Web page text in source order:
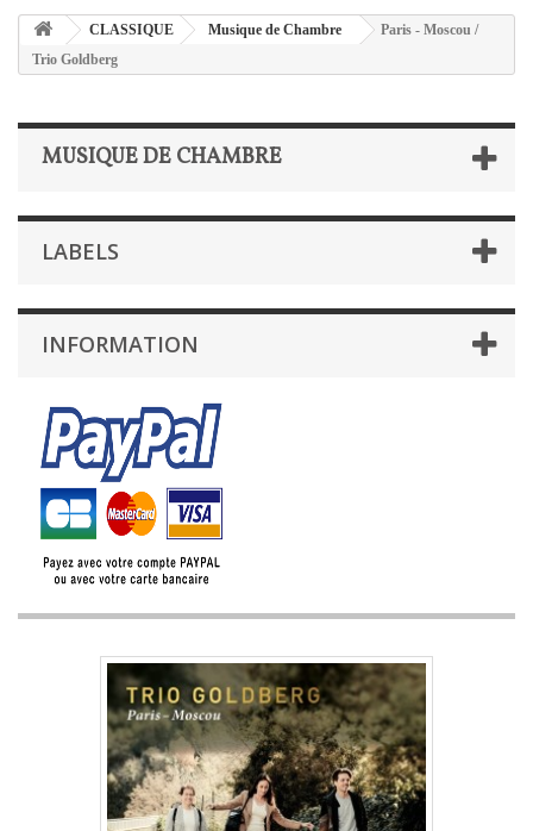
CLASSIQUE Musique de Chambre
Paris - Moscou /
Trio Goldberg
MUSIQUE DE CHAMBRE
LABELS
INFORMATION